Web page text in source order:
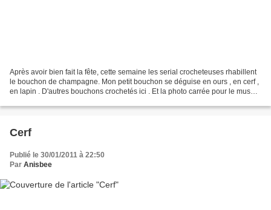
Après avoir bien fait la fête, cette semaine les serial crocheteuses rhabillent
le bouchon de champagne. Mon petit bouchon se déguise en ours , en cerf ,
en lapin . D'autres bouchons crochetés ici . Et la photo carrée pour le musée
Cerf
Publié le 30/01/2011 à 22:50
Par Anisbee